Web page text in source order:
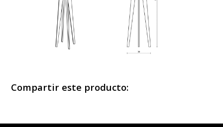
Compartir este producto: